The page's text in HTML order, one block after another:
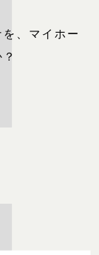
、マイホー